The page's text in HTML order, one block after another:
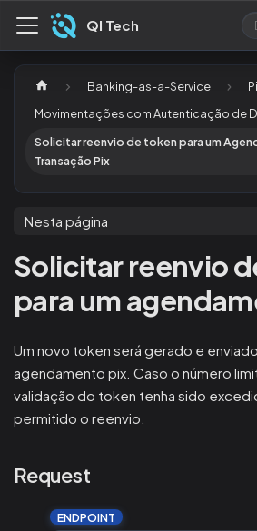
QI Tech
Banking-as-a-Service
Movimentações com Autenticação de
Solicitar reenvio de token para um
Transação Pix
Nesta página
Solicitar reenvio
para um
Um novo token será gerado e
agendamento pix. Caso o número
validação do token tenha sido
permitido o reenvio.
Request
ENDPOINT